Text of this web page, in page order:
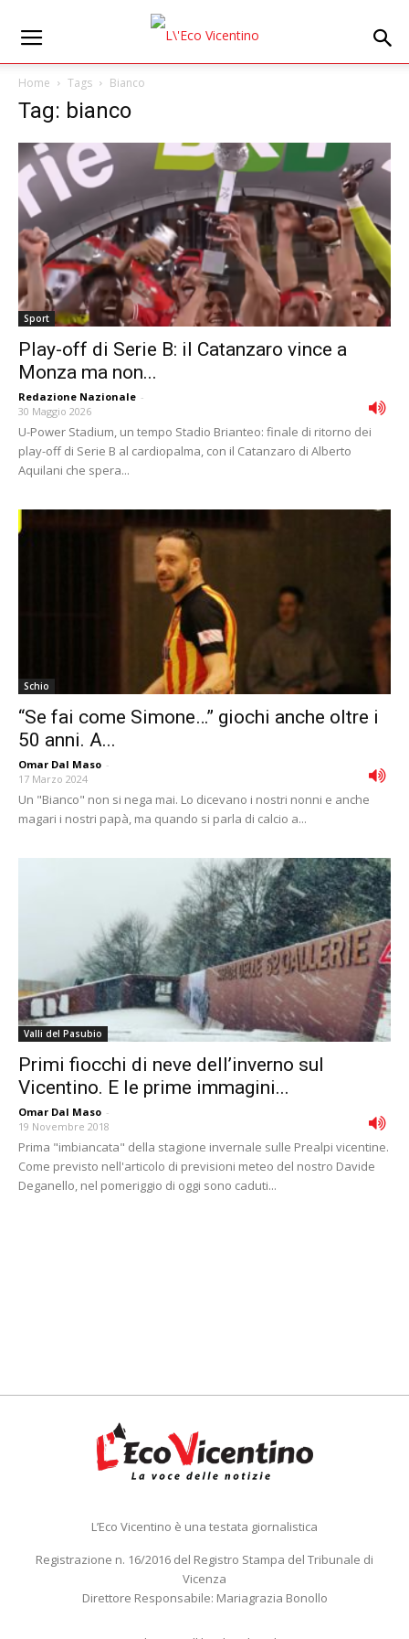
Home Tags Bianco
Tag: bianco
Sport
Play-off di Serie B: il Catanzaro vince a
Monza ma non...
Redazione Nazionale -
30 Maggio 2026
U-Power Stadium, un tempo Stadio Brianteo: finale di ritorno dei
play-off di Serie B al cardiopalma, con il Catanzaro di Alberto
Aquilani che spera...
Schio
“Se fai come Simone…” giochi anche oltre i
50 anni. A...
Omar Dal Maso -
17 Marzo 2024
Un "Bianco" non si nega mai. Lo dicevano i nostri nonni e anche
magari i nostri papà, ma quando si parla di calcio a...
Valli del Pasubio
Primi fiocchi di neve dell’inverno sul
Vicentino. E le prime immagini...
Omar Dal Maso -
19 Novembre 2018
Prima "imbiancata" della stagione invernale sulle Prealpi vicentine.
Come previsto nell'articolo di previsioni meteo del nostro Davide
Deganello, nel pomeriggio di oggi sono caduti...
L’Eco Vicentino è una testata giornalistica
Registrazione n. 16/2016 del Registro Stampa del Tribunale di
Vicenza
Direttore Responsabile: Mariagrazia Bonollo